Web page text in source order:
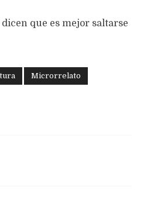
que es mejor saltarse
Microrrelato